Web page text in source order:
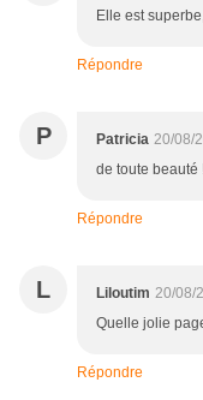
Elle est
Répondre
P Patricia 20/08/
de toute beauté
Répondre
L Liloutim 20/08/
Quelle jolie
Répondre